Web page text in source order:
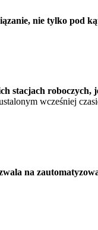
nie tylko pod
stacjach roboczych,
wcześniej
na